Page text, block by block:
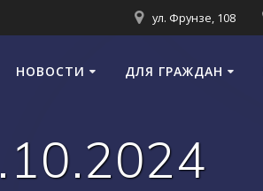
ул. Фрунзе, 108
НОВОСТИ ДЛЯ ГРАЖДАН